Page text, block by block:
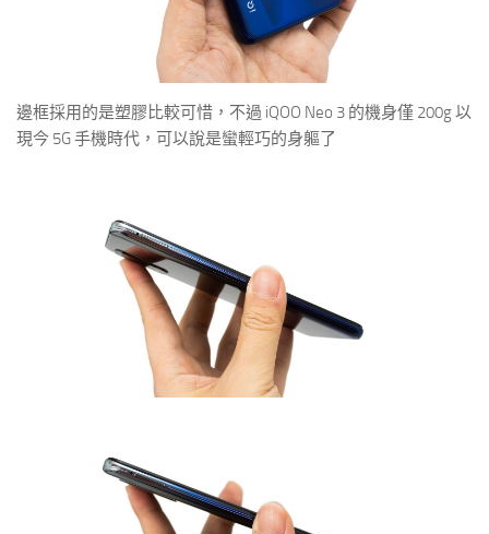
邊框採用的是塑膠比較可惜，不過 iQOO Neo 3 的機身僅 200g 以
現今 5G 手機時代，可以說是蠻輕巧的身軀了